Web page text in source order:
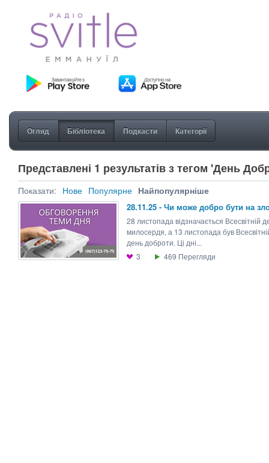
Огляд Бібліотека Подкасти Категорії
Представлені 1 результатів з тегом 'День
Показати: Нове Популярне Найпопулярніше
28.11.25 - Чи може добро бути на
28 листопада відзначається Всесвітній
милосердя, а 13 листопада був
день доброти. Ці дні...
3
469 Перегляди